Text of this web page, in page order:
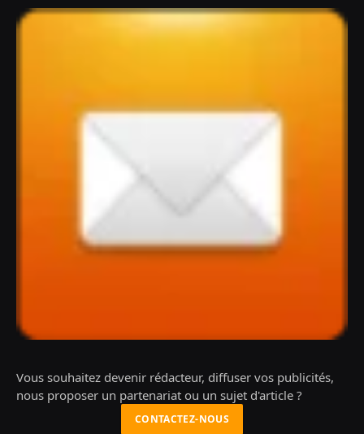
Vous souhaitez devenir rédacteur, diffuser vos publicités,
nous proposer un partenariat ou un sujet d'article ?
CONTACTEZ-NOUS